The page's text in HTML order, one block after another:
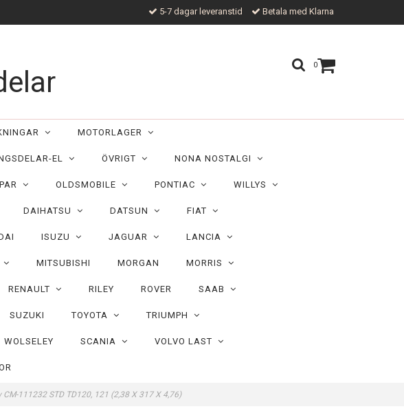
5-7 dagar leveranstid Betala med Klarna
0
MOTORLAGER
EL ÖVRIGT NONA NOSTALGI
OLDSMOBILE PONTIAC WILLYS
DAIHATSU DATSUN FIAT
ISUZU JAGUAR LANCIA
MITSUBISHI MORGAN MORRIS
RENAULT RILEY ROVER SAAB
SUZUKI TOYOTA TRIUMPH
WOLSELEY SCANIA VOLVO LAST
111232 STD TD120, 121 (2,38 X 317 X 4,76)